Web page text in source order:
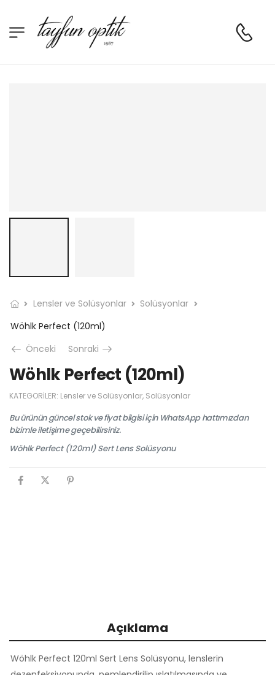
Lensler ve Solüsyonlar
Solüsyonlar
Wöhlk Perfect (120ml)
Önceki
Sonraki
Wöhlk Perfect (120ml)
KATEGORILER: Lensler ve Solüsyonlar, Solüsyonlar
Bu ürünün güncel stok ve fiyat bilgisi için WhatsApp hattımızdan
bizimle iletişime geçebilirsiniz.
Wöhlk Perfect (120ml) Sert Lens Solüsyonu
Açıklama
Wöhlk Perfect 120ml Sert Lens Solüsyonu, lenslerin